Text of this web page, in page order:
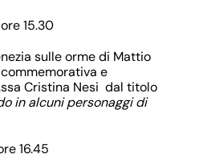
15.30
sulle orme di Mattio
e
Cristina Nesi dal titolo
in alcuni personaggi di
16.45